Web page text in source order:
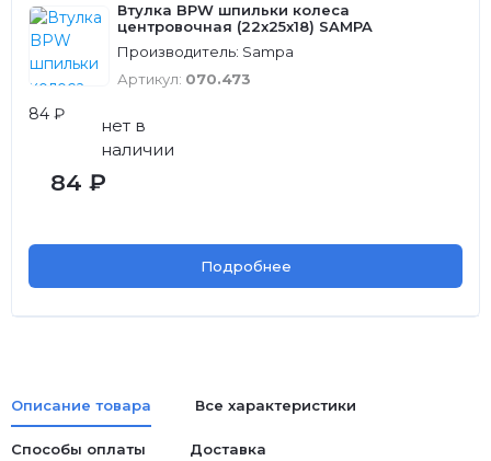
Втулка BPW шпильки колеса
центровочная (22x25x18) SAMPA
Производитель: Sampa
Артикул: 070.473
84 ₽
нет в
наличии
84 ₽
Подробнее
Описание товара Все характеристики
Способы оплаты Доставка